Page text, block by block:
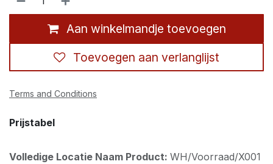
Aan winkelmandje toevoegen
Toevoegen aan verlanglijst
Terms and Conditions
Prijstabel
Volledige Locatie Naam Product: WH/Voorraad/X001